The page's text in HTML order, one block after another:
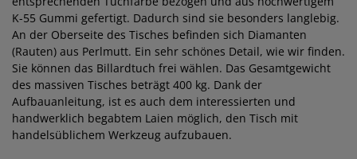
K-55 Gummi gefertigt. Dadurch sind sie besonders langlebig.
An der Oberseite des Tisches befinden sich Diamanten
(Rauten) aus Perlmutt. Ein sehr schönes Detail, wie wir finden.
Sie können das Billardtuch frei wählen. Das Gesamtgewicht
des massiven Tisches beträgt 400 kg. Dank der
Aufbauanleitung, ist es auch dem interessierten und
handwerklich begabtem Laien möglich, den Tisch mit
handelsüblichem Werkzeug aufzubauen.